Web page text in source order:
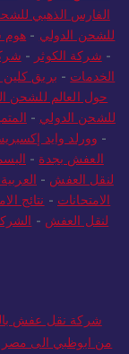
الفارس الذهبي
للشحن الدولي - هوم
- شركة الكوثر -
الخدمات - بريق كلين
حول العالم للشحن
للشحن الدولي -
- وورلد وايد
العفش بجدة -
لنقل العفش -
الامتحانات - نتائج
لنقل العفش -
شركة نقل عفش
من ابوظبي الى مصر